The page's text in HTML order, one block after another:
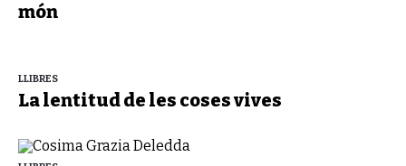
món
LLIBRES
La lentitud de les coses vives